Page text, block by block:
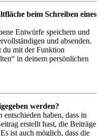
beim Schreiben eines
Entwürfe speichern und
und absenden.
du mit der Funktion
in deinem persönlichen
werden?
haben, dass in
erstellt hast, die Beiträge
ist auch möglich, dass die